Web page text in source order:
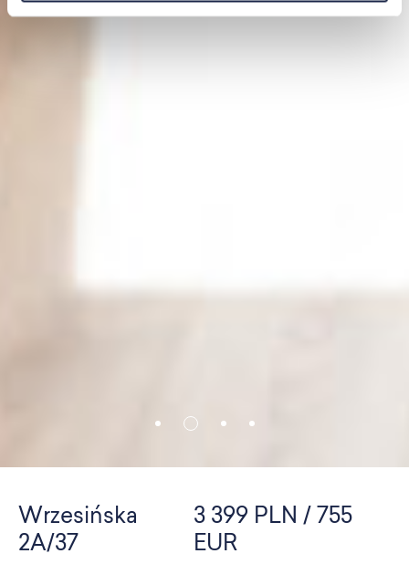
Wrzesińska
2A/37
3 399 PLN / 755
EUR